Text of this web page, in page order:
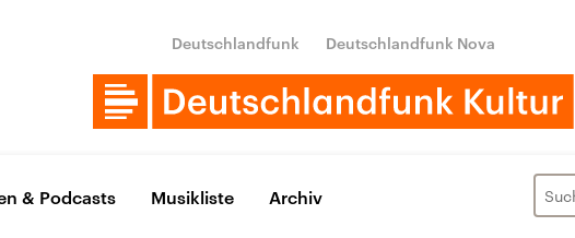
Deutschlandfunk Deutschlandfunk Nova
& Podcasts Musikliste Archiv